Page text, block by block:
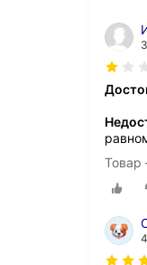
Товар